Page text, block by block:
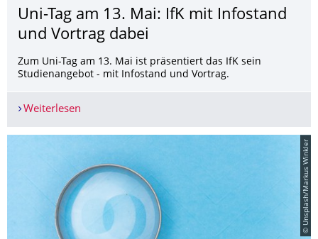
Uni-Tag am 13. Mai: IfK mit Infostand
und Vortrag dabei
Zum Uni-Tag am 13. Mai ist präsentiert das IfK sein
Studienangebot - mit Infostand und Vortrag.
Weiterlesen
© Unsplash/Markus Winkler